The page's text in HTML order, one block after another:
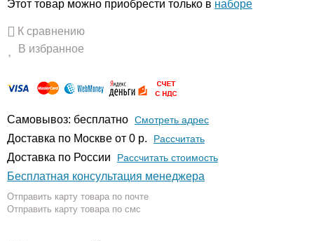
Этот товар можно приобрести только в наборе
К сравнению
В избранное
Самовывоз: бесплатно Смотреть адрес
Доставка по Москве от 0 р. Расcчитать
Доставка по России Рассчитать стоимость
Бесплатная консультация менеджера
Отправить карту товара по почте
Отправить карту товара по смс